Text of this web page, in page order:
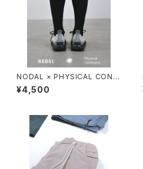
NODAL × PHYSICAL CONT
MPRY.
¥4,500